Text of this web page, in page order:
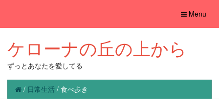
Toggle
Menu
ケローナの丘の上から
ずっとあなたを愛してる
/ 日常生活 / 食べ歩き